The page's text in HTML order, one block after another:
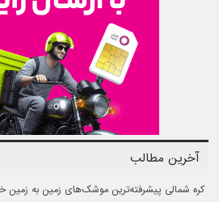
آخرین مطالب
کره شمالی پیشرفته‌ترین موشک‌های زمین به زمین